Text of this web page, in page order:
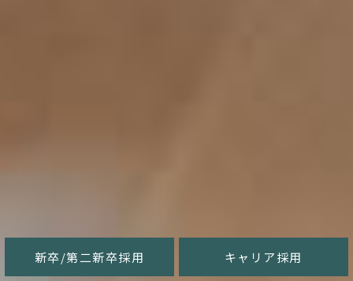
新卒/第二新卒採用 キャリア採用